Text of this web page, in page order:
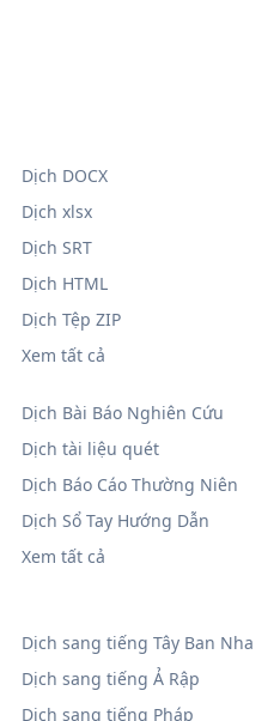
Dịch Bài Báo Nghiên Cứu
Dịch tài liệu quét
Dịch Báo Cáo Thường Niên
Dịch Sổ Tay Hướng Dẫn
Xem tất cả
Dịch sang tiếng Tây Ban Nha
Dịch sang tiếng Ả Rập
Dịch sang tiếng Pháp
Dịch DOCX
Dịch xlsx
Dịch SRT
Dịch HTML
Dịch Tệp ZIP
Xem tất cả